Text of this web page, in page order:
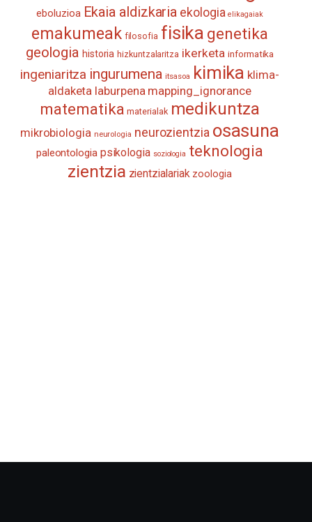
eboluzioa Ekaia aldizkaria ekologia elikagaiak
emakumeak filosofia fisika genetika
geologia historia hizkuntzalaritza ikerketa informatika
ingeniaritza ingurumena itsasoa kimika klima-
aldaketa laburpena mapping_ignorance
matematika materialak medikuntza
mikrobiologia neurologia neurozientzia osasuna
paleontologia psikologia soziologia teknologia
zientzia zientzialariak zoologia